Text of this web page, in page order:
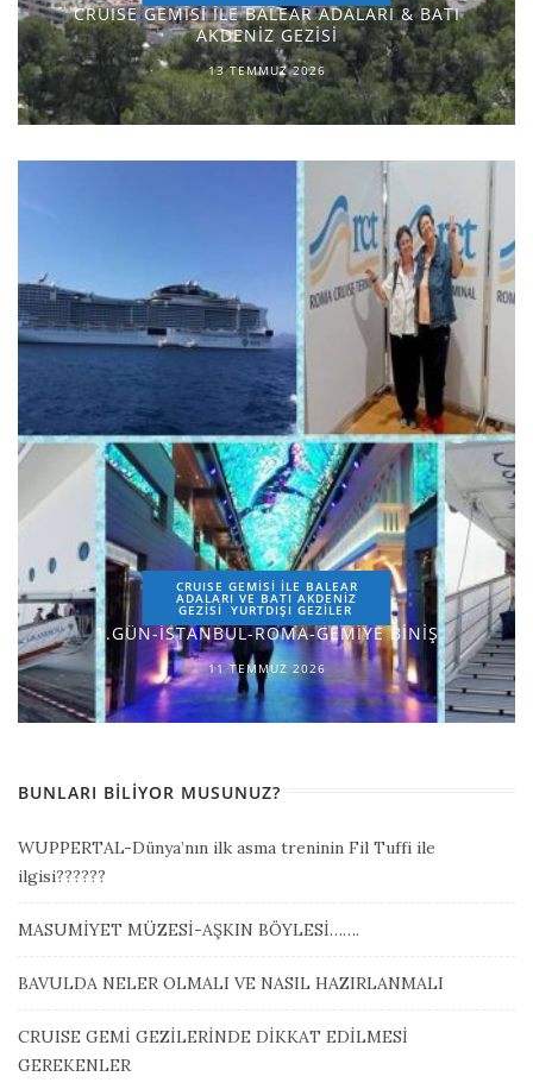
CRUISE GEMİSİ İLE BALEAR ADALARI & BATI
AKDENİZ GEZİSİ
13 TEMMUZ 2026
CRUISE GEMİSİ İLE BALEAR
ADALARI VE BATI AKDENİZ
GEZİSİ YURTDIŞI GEZILER
1.GÜN-İSTANBUL-ROMA-GEMİYE BİNİŞ
11 TEMMUZ 2026
BUNLARI BILIYOR MUSUNUZ?
WUPPERTAL-Dünya’nın ilk asma treninin Fil Tuffi ile
ilgisi??????
MASUMİYET MÜZESİ-AŞKIN BÖYLESİ…….
BAVULDA NELER OLMALI VE NASIL HAZIRLANMALI
CRUISE GEMİ GEZİLERİNDE DİKKAT EDİLMESİ
GEREKENLER